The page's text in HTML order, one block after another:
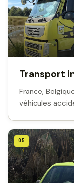
Transport
France,
véhicules
05